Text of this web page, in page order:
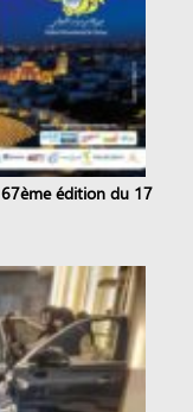
édition du 17